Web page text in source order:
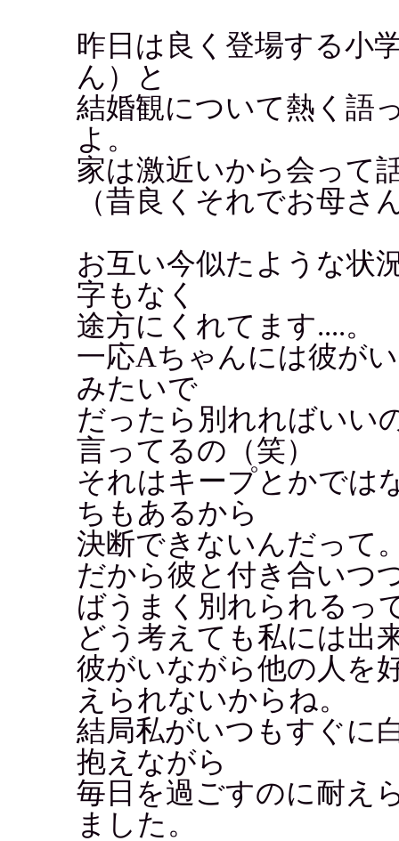
昨日は良く登場する小
ん）と
結婚観について熱く語
よ。
家は激近いから会って
（昔良くそれでお母さ
お互い今似たような状
字もなく
途方にくれてます....。
一応Aちゃんには彼が
みたいで
だったら別れればいい
言ってるの（笑）
それはキープとかでは
ちもあるから
決断できないんだって
だから彼と付き合いつ
ばうまく別れられるっ
どう考えても私には出
彼がいながら他の人を
えられないからね。
結局私がいつもすぐに
抱えながら
毎日を過ごすのに耐え
ました。